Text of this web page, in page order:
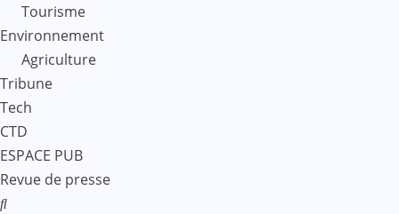
Tourisme
Environnement
Agriculture
Tribune
Tech
CTD
ESPACE PUB
Revue de presse